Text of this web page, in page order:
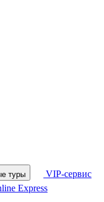
туры
VIP-сервис
Express